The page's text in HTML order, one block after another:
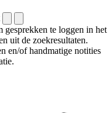
te loggen in het
uit de zoekresultaten.
en/of handmatige notities